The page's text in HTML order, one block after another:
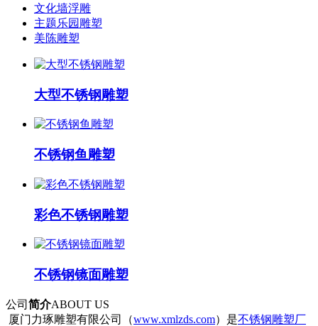
文化墙浮雕
主题乐园雕塑
美陈雕塑
大型不锈钢雕塑
不锈钢鱼雕塑
彩色不锈钢雕塑
不锈钢镜面雕塑
公司 简介ABOUT US
厦门力琢雕塑有限公司（www.xmlzds.com）是不锈钢雕塑厂